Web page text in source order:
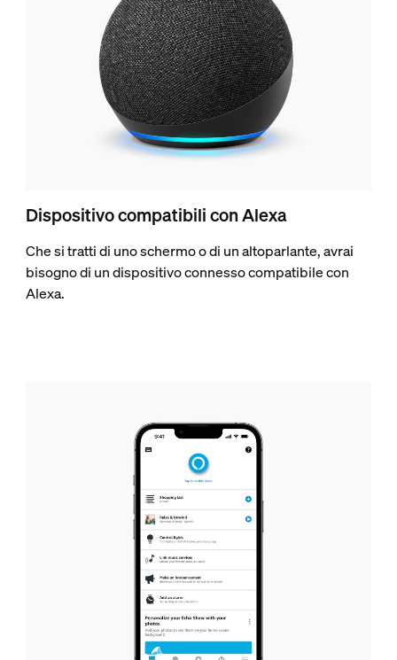
Dispositivo compatibili con Alexa
Che si tratti di uno schermo o di un altoparlante, avrai
bisogno di un dispositivo connesso compatibile con
Alexa.